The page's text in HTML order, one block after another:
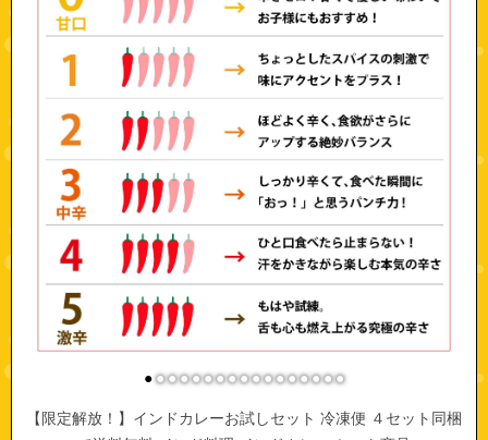
●●●●●●●●●●●●●●●●●
【限定解放！】インドカレーお試しセット 冷凍便 ４セット同梱